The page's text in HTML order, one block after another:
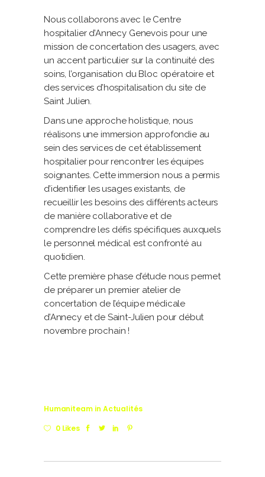
Nous collaborons avec le Centre
hospitalier d’Annecy Genevois pour une
mission de concertation des usagers, avec
un accent particulier sur la continuité des
soins, l’organisation du Bloc opératoire et
des services d’hospitalisation du site de
Saint Julien.
Dans une approche holistique, nous
réalisons une immersion approfondie au
sein des services de cet établissement
hospitalier pour rencontrer les équipes
soignantes. Cette immersion nous a permis
d’identifier les usages existants, de
recueillir les besoins des différents acteurs
de manière collaborative et de
comprendre les défis spécifiques auxquels
le personnel médical est confronté au
quotidien.
Cette première phase d’étude nous permet
de préparer un premier atelier de
concertation de l’équipe médicale
d’Annecy et de Saint-Julien pour début
novembre prochain !
Humaniteam in Actualités
0 Likes